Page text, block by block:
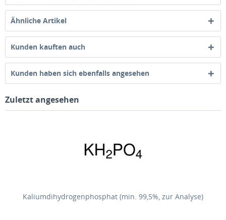
Ähnliche Artikel
Kunden kauften auch
Kunden haben sich ebenfalls angesehen
Zuletzt angesehen
Kaliumdihydrogenphosphat (min. 99,5%, zur Analyse)